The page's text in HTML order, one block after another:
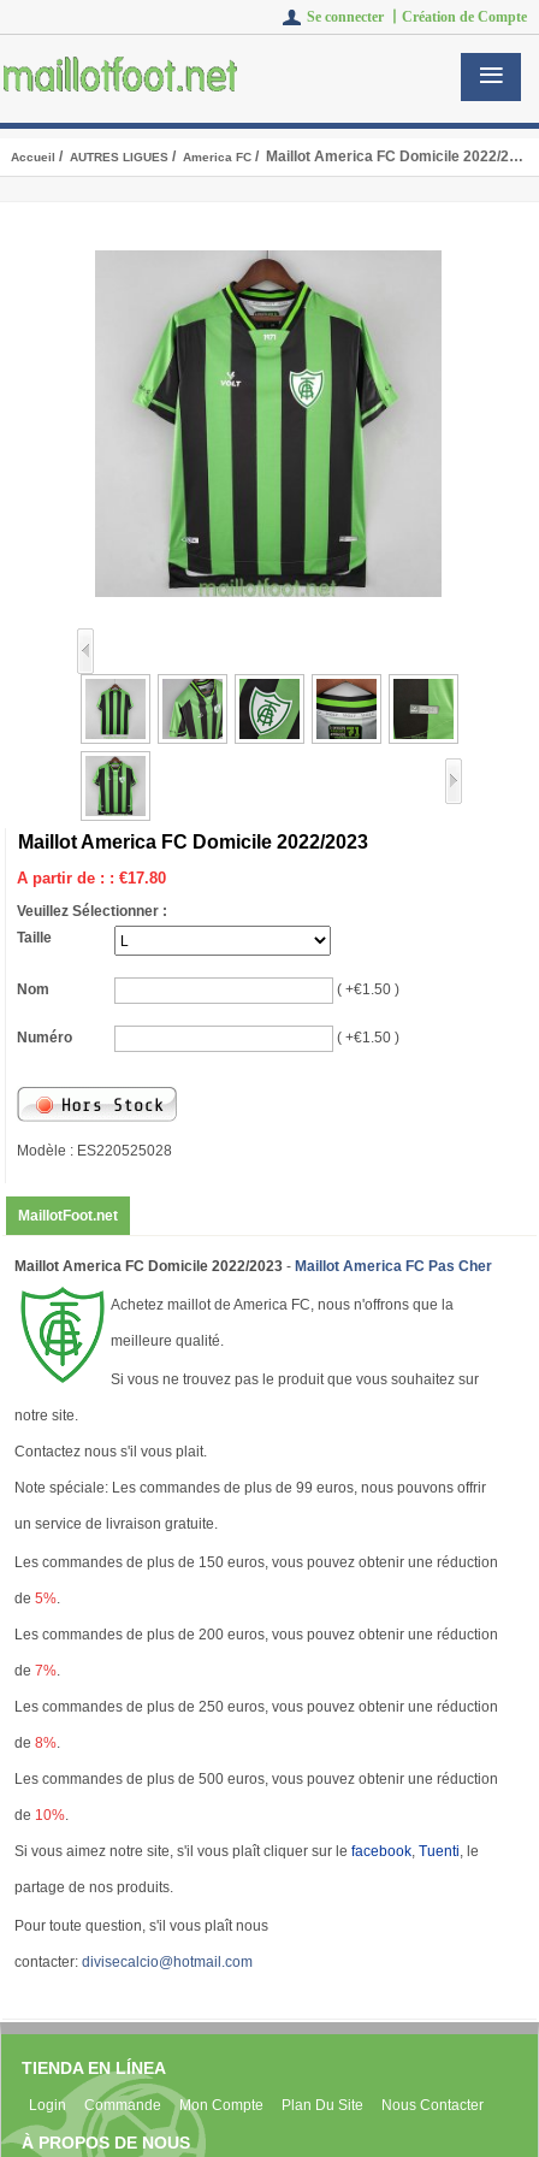
Se connecter 丨 Création de Compte
Accueil / AUTRES LIGUES/ America FC/ Maillot America FC Domicile 2022/2023
Maillot America FC Domicile 2022/2023
A partir de : :€17.80
Veuillez Sélectionner :
Taille
Nom ( +€1.50 )
Numéro ( +€1.50 )
Modèle : ES220525028
MaillotFoot.net
Maillot America FC Domicile 2022/2023 - Maillot America FC Pas Cher
Achetez maillot de America FC, nous n'offrons que la
meilleure qualité.
Si vous ne trouvez pas le produit que vous souhaitez sur
notre site.
Contactez nous s'il vous plait.
Note spéciale: Les commandes de plus de 99 euros, nous pouvons offrir
un service de livraison gratuite.
Les commandes de plus de 150 euros, vous pouvez obtenir une réduction
de 5%.
Les commandes de plus de 200 euros, vous pouvez obtenir une réduction
de 7%.
Les commandes de plus de 250 euros, vous pouvez obtenir une réduction
de 8%.
Les commandes de plus de 500 euros, vous pouvez obtenir une réduction
de 10%.
Si vous aimez notre site, s'il vous plaît cliquer sur le facebook, Tuenti, le
partage de nos produits.
Pour toute question, s'il vous plaît nous
contacter: divisecalcio@hotmail.com
TIENDA EN LÍNEA
Login Commande Mon Compte Plan Du Site Nous Contacter
À PROPOS DE NOUS